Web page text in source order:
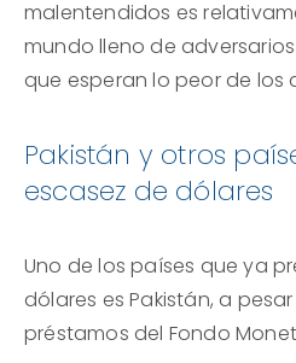
malentendidos es
mundo lleno de
que esperan lo peor de los
Pakistán y otros
escasez de dólares
Uno de los países que ya
dólares es Pakistán, a
préstamos del Fondo